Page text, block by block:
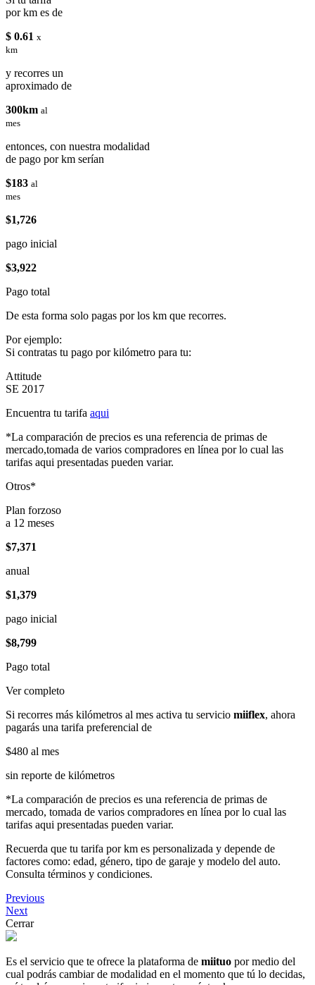
por km es de
$ 0.61 x
km
y recorres un
aproximado de
300km al
mes
entonces, con nuestra modalidad
de pago por km serían
$183 al
mes
$1,726
pago inicial
$3,922
Pago total
De esta forma solo pagas por los km que recorres.
Por ejemplo:
Si contratas tu pago por kilómetro para tu:
Attitude
SE 2017
Encuentra tu tarifa aqui
*La comparación de precios es una referencia de primas de
mercado,tomada de varios compradores en línea por lo cual las
tarifas aqui presentadas pueden variar.
Otros*
Plan forzoso
a 12 meses
$7,371
anual
$1,379
pago inicial
$8,799
Pago total
Ver completo
Si recorres más kilómetros al mes activa tu servicio miiflex, ahora
pagarás una tarifa preferencial de
$480 al mes
sin reporte de kilómetros
*La comparación de precios es una referencia de primas de
mercado, tomada de varios compradores en línea por lo cual las
tarifas aqui presentadas pueden variar.
Recuerda que tu tarifa por km es personalizada y depende de
factores como: edad, género, tipo de garaje y modelo del auto.
Consulta términos y condiciones.
Previous
Next
Cerrar
Es el servicio que te ofrece la plataforma de miituo por medio del
cual podrás cambiar de modalidad en el momento que tú lo decidas,